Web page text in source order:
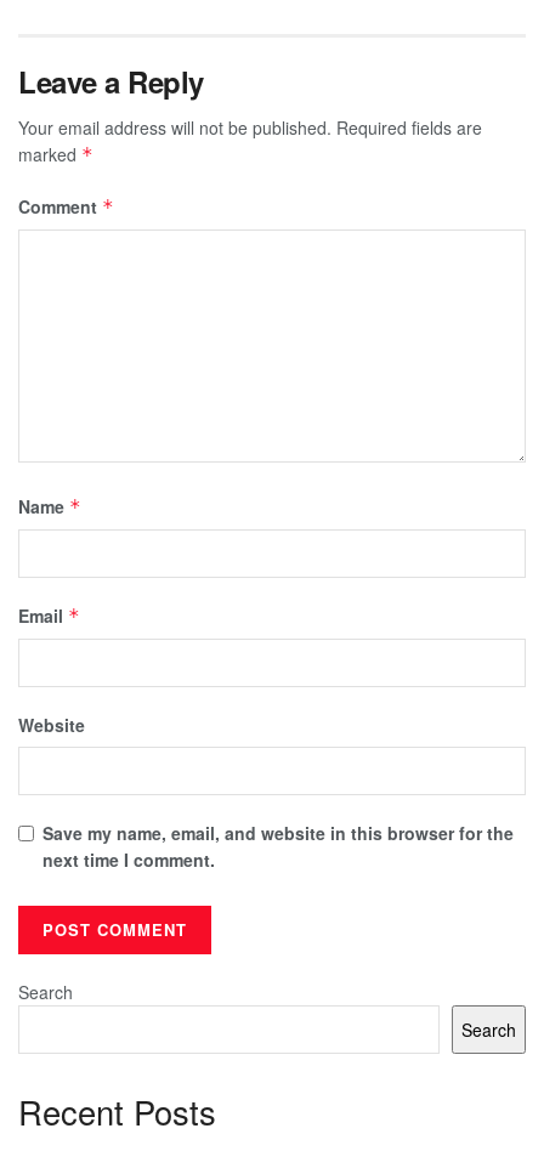
Leave a Reply
Your email address will not be published. Required fields are
marked *
Comment *
Name *
Email *
Website
Save my name, email, and website in this browser for the
next time I comment.
Search
Search
Recent Posts